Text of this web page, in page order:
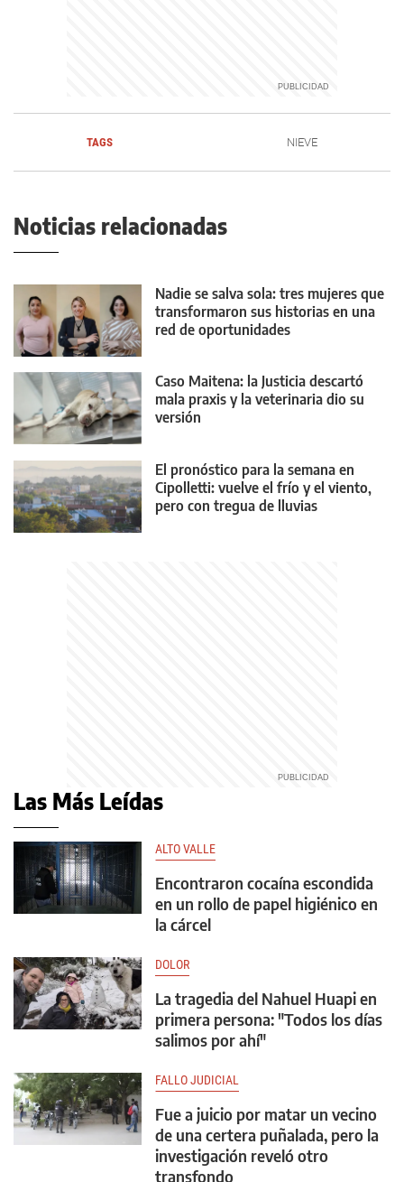
TAGS NIEVE
Noticias relacionadas
Nadie se salva sola: tres mujeres que
transformaron sus historias en una
red de oportunidades
Caso Maitena: la Justicia descartó
mala praxis y la veterinaria dio su
versión
El pronóstico para la semana en
Cipolletti: vuelve el frío y el viento,
pero con tregua de lluvias
Las Más Leídas
ALTO VALLE
Encontraron cocaína escondida
en un rollo de papel higiénico en
la cárcel
DOLOR
La tragedia del Nahuel Huapi en
primera persona: "Todos los días
salimos por ahí"
FALLO JUDICIAL
Fue a juicio por matar un vecino
de una certera puñalada, pero la
investigación reveló otro
transfondo